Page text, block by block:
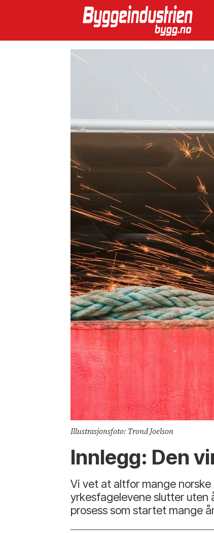
Illustrasjonsfoto: Trond Joelson
Innlegg: Den
Vi vet at altfor mange
yrkesfagelevene slutter uten
prosess som startet mange